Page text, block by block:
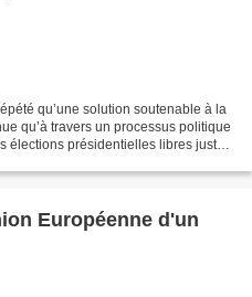
qu’une solution soutenable à la
qu’à travers un processus politique
élections présidentielles libres justes.
Européenne d'un